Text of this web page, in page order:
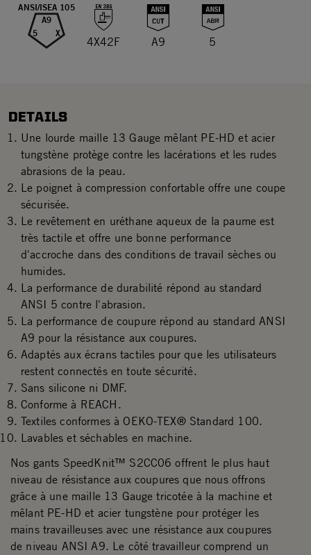
ANSI/ISEA 105
A9
5 X
4X42F A9 5
DETAILS
Une lourde maille 13 Gauge mêlant PE-HD et acier
tungstène protège contre les lacérations et les rudes
abrasions de la peau.
Le poignet à compression confortable offre une coupe
sécurisée.
Le revêtement en uréthane aqueux de la paume est
très tactile et offre une bonne performance
d'accroche dans des conditions de travail sèches ou
humides.
La performance de durabilité répond au standard
ANSI 5 contre l'abrasion.
La performance de coupure répond au standard ANSI
A9 pour la résistance aux coupures.
Adaptés aux écrans tactiles pour que les utilisateurs
restent connectés en toute sécurité.
Sans silicone ni DMF.
Conforme à REACH.
Textiles conformes à OEKO-TEX® Standard 100.
Lavables et séchables en machine.
Nos gants SpeedKnit™ S2CC06 offrent le plus haut
niveau de résistance aux coupures que nous offrons
grâce à une maille 13 Gauge tricotée à la machine et
mêlant PE-HD et acier tungstène pour protéger les
mains travailleuses avec une résistance aux coupures
de niveau ANSI A9. Le côté travailleur comprend un